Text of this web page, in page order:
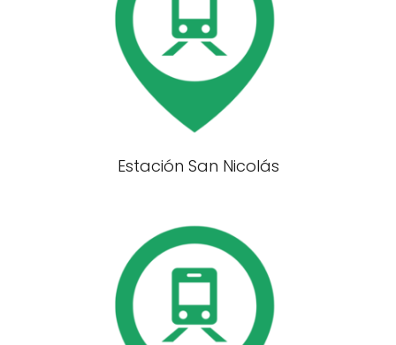
Estación San Nicolás